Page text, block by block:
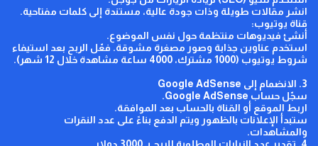
انشر مقالات طويلة وذات جودة عالية، مستندة إلى كلمات مفتاحية.
قناة يوتيوب:
أنشئ فيديوهات منتظمة حول نفس الموضوع.
استخدم عناوين جذابة وصور مصغرة مشوقة. فعّل الربح بعد استيفاء
شروط يوتيوب (1000 مشترك، 4000 ساعة مشاهدة خلال 12 شهر).
3. الانضمام إلى
Google AdSense
سجّل حساب Google AdSense
.
اربط الموقع أو القناة بالحساب بعد الموافقة.
ستبدأ الإعلانات بالظهور ويتم الدفع بناءً على عدد النقرات
والمشاهدات.